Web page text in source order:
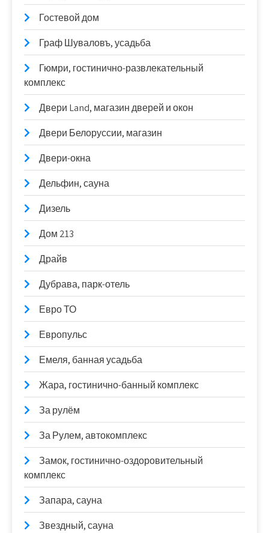
Гостевой дом
Граф Шуваловъ, усадьба
Гюмри, гостинично-развлекательный
комплекс
Двери Land, магазин дверей и окон
Двери Белоруссии, магазин
Двери-окна
Дельфин, сауна
Дизель
Дом 213
Драйв
Дубрава, парк-отель
Евро ТО
Европульс
Емеля, банная усадьба
Жара, гостинично-банный комплекс
За рулём
За Рулем, автокомплекс
Замок, гостинично-оздоровительный
комплекс
Запара, сауна
Звездный, сауна